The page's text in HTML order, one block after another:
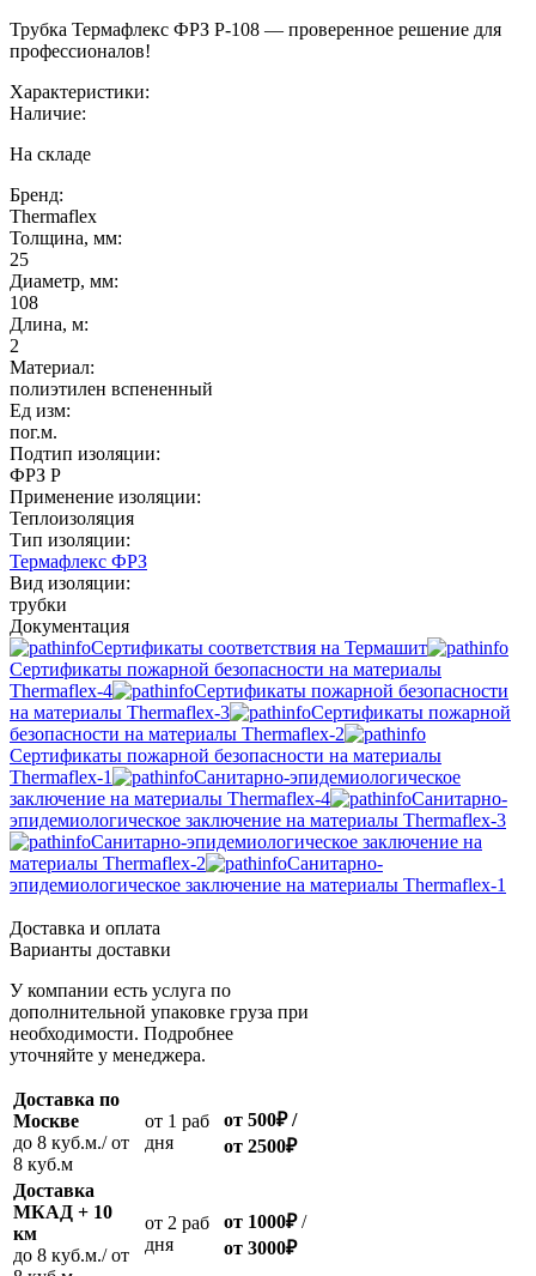
Трубка Термафлекс ФРЗ P-108 — проверенное решение для
профессионалов!
Характеристики:
Наличие:
На складе
Бренд:
Thermaflex
Толщина, мм:
25
Диаметр, мм:
108
Длина, м:
2
Материал:
полиэтилен вспененный
Ед изм:
пог.м.
Подтип изоляции:
ФРЗ P
Применение изоляции:
Теплоизоляция
Тип изоляции:
Термафлекс ФРЗ
Вид изоляции:
трубки
Документация
Сертификаты соответствия на Термашит
Сертификаты пожарной безопасности на материалы
Thermaflex-4
Сертификаты пожарной безопасности
на материалы Thermaflex-3
Сертификаты пожарной
безопасности на материалы Thermaflex-2
Сертификаты пожарной безопасности на материалы
Thermaflex-1
Санитарно-эпидемиологическое
заключение на материалы Thermaflex-4
Санитарно-
эпидемиологическое заключение на материалы Thermaflex-3
Санитарно-эпидемиологическое заключение на
материалы Thermaflex-2
Санитарно-
эпидемиологическое заключение на материалы Thermaflex-1
Доставка и оплата
Варианты доставки
У компании есть услуга по
дополнительной упаковке груза при
необходимости. Подробнее
уточняйте у менеджера.
Доставка по
Москве
до 8 куб.м./ от
8 куб.м
oт 1 раб
дня
от 500₽/
от 2500₽
Доставка
МКАД + 10
км
до 8 куб.м./ от
oт 2 раб
дня
от 1000₽/
от 3000₽